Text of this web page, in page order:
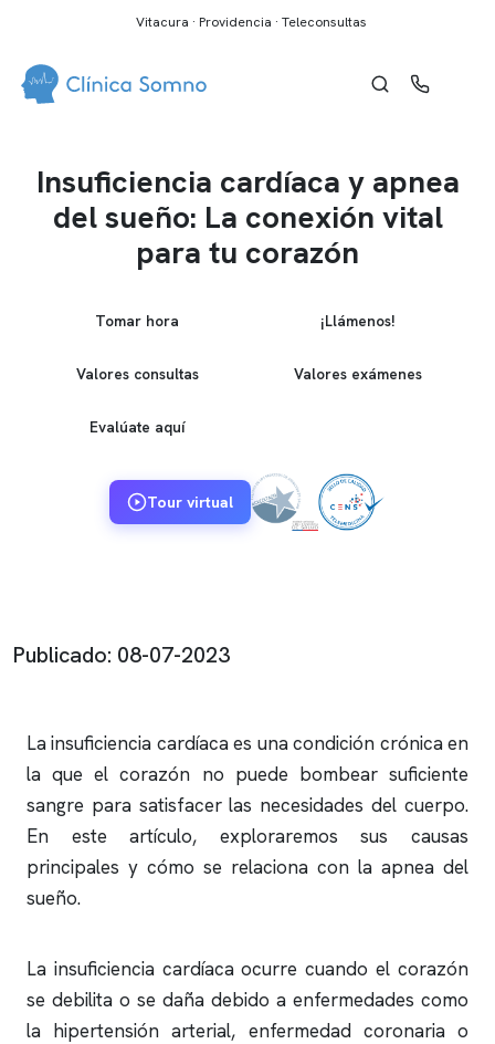
Vitacura · Providencia · Teleconsultas
Insuficiencia cardíaca y apnea
del sueño: La conexión vital
para tu corazón
Tomar hora ¡Llámenos!
Valores consultas Valores exámenes
Evalúate aquí
Tour virtual
Publicado: 08-07-2023
La insuficiencia cardíaca es una condición crónica en
la que el corazón no puede bombear suficiente
sangre para satisfacer las necesidades del cuerpo.
En este artículo, exploraremos sus causas
principales y cómo se relaciona con la apnea del
sueño.
La insuficiencia cardíaca ocurre cuando el corazón
se debilita o se daña debido a enfermedades como
la hipertensión arterial, enfermedad coronaria o